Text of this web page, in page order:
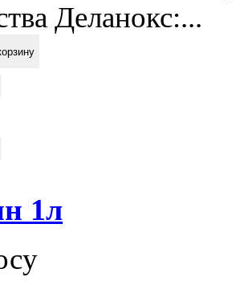
Деланокс:...
1л